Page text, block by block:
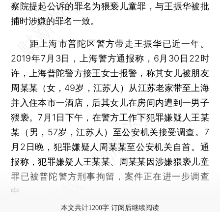
察院提起公诉的罪名为猥亵儿童罪，与王振华被批
捕时涉嫌的罪名一致。
距上海市普陀区警方带走王振华已近一年。
2019年7月3日，上海警方通报称，6月30日22时
许，上海普陀警方接王女士报警，称其女儿被朋友
周某某（女，49岁，江苏人）从江苏老家带至上海
并入住本市一酒店，后其女儿在房间内遭到一男子
猥亵。7月1日下午，在警方工作下犯罪嫌疑人王某
某（男，57岁，江苏人）至公安机关接受调查。7
月2日晚，犯罪嫌疑人周某某至公安机关自首。通
报称，犯罪嫌疑人王某某、周某某因涉嫌猥亵儿童
罪已被普陀警方刑事拘留，案件正在进一步调查
中。
本文共计1200字 订阅后继续阅读